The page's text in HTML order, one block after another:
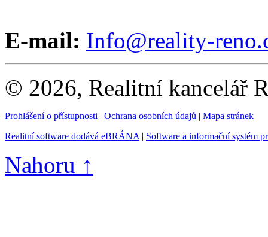
E-mail: Info@reality-
© 2026, Realitní kancelář
Prohlášení o přístupnosti | Ochrana osobních údajů | Mapa stránek
Realitní software dodává eBRÁNA | Software a informační systém
Nahoru ↑